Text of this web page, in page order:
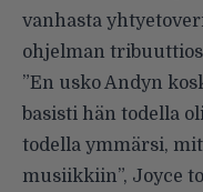
vanhasta
ohjelman
”En usko Andyn
basisti hän todella
todella ymmärsi,
musiikkiin”, Joyce